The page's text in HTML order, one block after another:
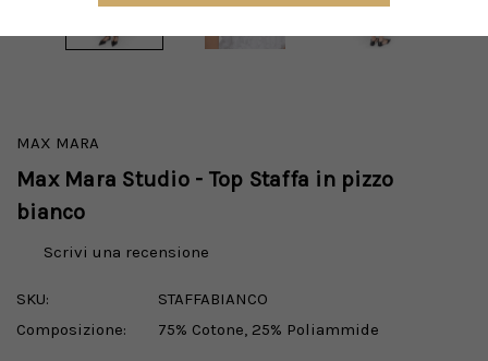
MAX MARA
Max Mara Studio - Top Staffa in pizzo
bianco
Scrivi una recensione
SKU:
STAFFABIANCO
Composizione:
75% Cotone, 25% Poliammide